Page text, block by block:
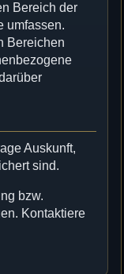
Bereich der
umfassen.
Bereichen
Auskunft,
sind.
bzw.
Kontaktiere